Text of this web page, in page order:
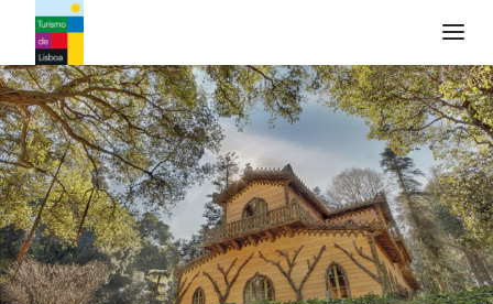
Logo de Turismo de Lisboa